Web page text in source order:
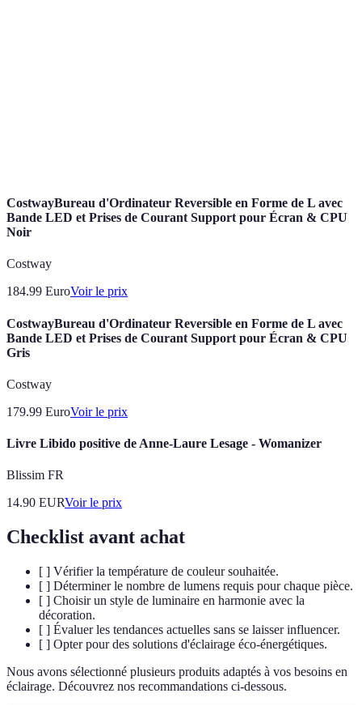
CostwayBureau d'Ordinateur Reversible en Forme de L avec
Bande LED et Prises de Courant Support pour Écran & CPU
Noir
Costway
184.99 EuroVoir le prix
CostwayBureau d'Ordinateur Reversible en Forme de L avec
Bande LED et Prises de Courant Support pour Écran & CPU
Gris
Costway
179.99 EuroVoir le prix
Livre Libido positive de Anne-Laure Lesage - Womanizer
Blissim FR
14.90 EURVoir le prix
Checklist avant achat
[ ] Vérifier la température de couleur souhaitée.
[ ] Déterminer le nombre de lumens requis pour chaque pièce.
[ ] Choisir un style de luminaire en harmonie avec la
décoration.
[ ] Évaluer les tendances actuelles sans se laisser influencer.
[ ] Opter pour des solutions d'éclairage éco-énergétiques.
Nous avons sélectionné plusieurs produits adaptés à vos besoins en
éclairage. Découvrez nos recommandations ci-dessous.